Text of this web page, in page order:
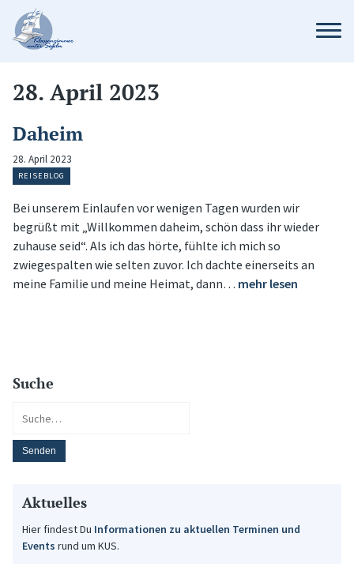
28. April 2023
Daheim
28. April 2023
REISEBLOG
Bei unserem Einlaufen vor wenigen Tagen wurden wir
begrüßt mit „Willkommen daheim, schön dass ihr wieder
zuhause seid“. Als ich das hörte, fühlte ich mich so
zwiegespalten wie selten zuvor. Ich dachte einerseits an
meine Familie und meine Heimat, dann… mehr lesen
Suche
Aktuelles
Hier findest Du Informationen zu aktuellen Terminen und
Events rund um KUS.